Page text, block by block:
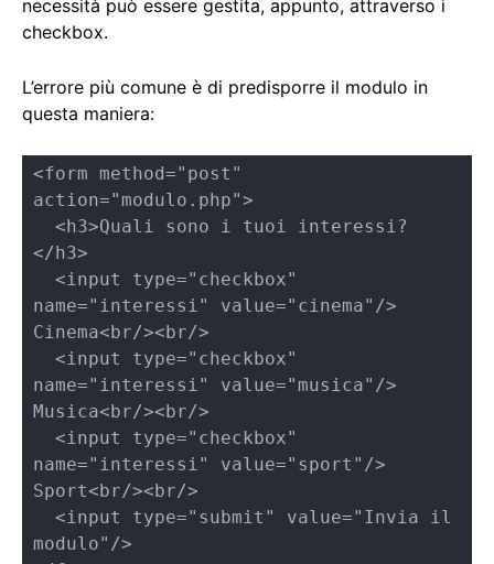
necessità può essere gestita, appunto, attraverso i
checkbox.
L’errore più comune è di predisporre il modulo in
questa maniera:
<form method="post"
action="modulo.php">
</h3>
name="interessi" value="cinema"/>
Cinema<br/><br/>
name="interessi" value="musica"/>
Musica<br/><br/>
name="interessi" value="sport"/>
Sport<br/><br/>
modulo"/>